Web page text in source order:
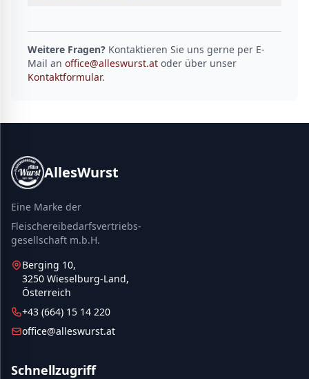
Weitere Fragen? Kontaktieren Sie uns gerne per E-
Mail an office@alleswurst.at oder über unser
Kontaktformular.
AllesWurst
Eine Marke der
Fleischereibedarfsvertriebs-
gesellschaft m.b.H.
Berging 10,
3250 Wieselburg-Land,
Österreich
+43 (664) 15 14 220
office@alleswurst.at
Schnellzugriff